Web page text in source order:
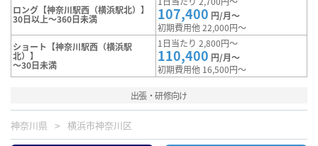
ロング【神奈川駅西（横浜駅北）】
30日以上～360日未満 107,400 円/月～
初期費用他 22,000円～
ショート【神奈川駅西（横浜駅
北）】
～30日未満
1日当たり 2,800円～
110,400 円/月～
初期費用他 16,500円～
出張・研修向け
神奈川県 横浜市神奈川区